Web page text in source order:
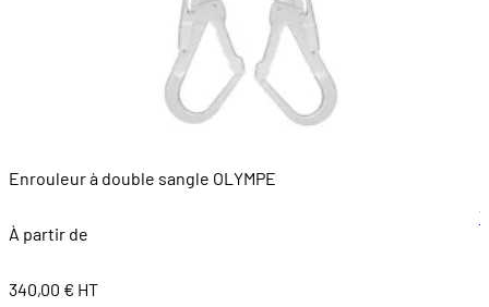
Enrouleur à double sangle OLYMPE
À partir de
340,00 € HT